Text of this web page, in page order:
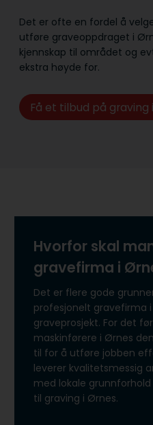
Det er ofte en fordel å
utføre graveoppdraget i
kjennskap til området og
ekstra høyde for.
Få et tilbud på graving
Hvorfor skal
gravefirma i
Det er flere gode
profesjonelt gravefirma
graveprosjekt. For det
maskinførere i Ørnes
til for å utføre jobben
leverer kvalitetsmessig
med lokale
til graving i Ørnes.